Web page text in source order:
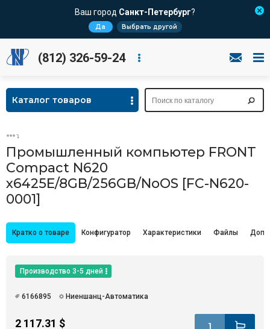
Ваш город Санкт-Петербург?
Да Выбрать другой
(812) 326-59-24
Каталог товаров
Промышленный компьютер FRONT
Compact N620
x6425E/8GB/256GB/NoOS [FC-N620-
0001]
Кратко о товаре Конфигуратор Характеристики Файлы
Производство 3-5 дней
6166895 Ниеншанц-Автоматика
2 117.31 $